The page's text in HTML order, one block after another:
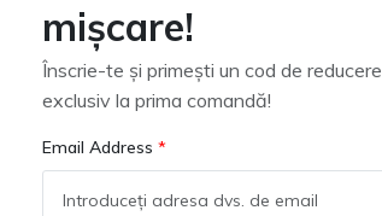
mișcare!
Înscrie-te și primești un cod de reducere
exclusiv la prima comandă!
Email Address